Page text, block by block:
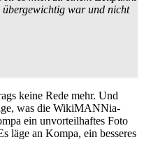
war und nicht
keine Rede mehr. Und
was die WikiMANNia-
ein unvorteilhaftes Foto
läge an Kompa, ein besseres